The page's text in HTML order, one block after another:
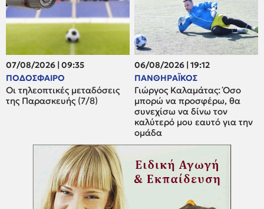
07/08/2026 | 09:35
ΠΟΔΟΣΦΑΙΡΟ
Οι τηλεοπτικές μεταδόσεις
της Παρασκευής (7/8)
06/08/2026 | 19:12
ΠΑΝΘΗΡΑΪΚΟΣ
Γιώργος Καλαμάτας: Όσο
μπορώ να προσφέρω, θα
συνεχίσω να δίνω τον
καλύτερό μου εαυτό για την
ομάδα